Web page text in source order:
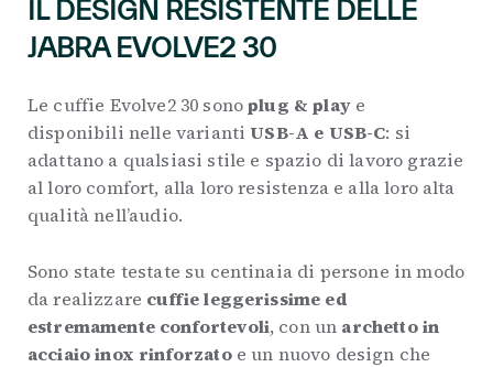
IL DESIGN RESISTENTE DELLE
JABRA EVOLVE2 30
Le cuffie Evolve2 30 sonoplug & playe
disponibili nelle variantiUSB-A e USB-C: si
adattano a qualsiasi stile e spazio di lavoro grazie
al loro comfort, alla loro resistenza e alla loro alta
qualità nell’audio.
Sono state testate su centinaia di persone in modo
da realizzare cuffie leggerissime ed
estremamente confortevoli, con un archetto in
acciaio inox rinforzatoe un nuovo design che